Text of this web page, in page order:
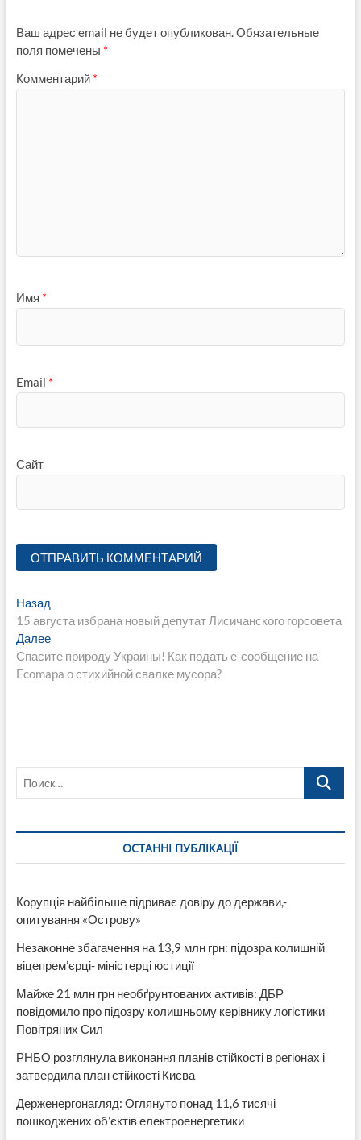
Ваш адрес email не будет опубликован. Обязательные
поля помечены *
Комментарий *
Имя *
Email *
Сайт
Навигация
по
записям
НазадПредыдущая
запись:
15 августа избрана новый депутат Лисичанского горсовета
ДалееСледующая
запись:
Спасите природу Украины! Как подать е-сообщение на
Ecomapa о стихийной свалке мусора?
Поиск…
ОСТАННІ ПУБЛІКАЦІЇ
Корупція найбільше підриває довіру до держави,-
опитування «Острову»
Незаконне збагачення на 13,9 млн грн: підозра колишній
віцепрем’єрці- міністерці юстиції
Майже 21 млн грн необґрунтованих активів: ДБР
повідомило про підозру колишньому керівнику логістики
Повітряних Сил
РНБО розглянула виконання планів стійкості в регіонах і
затвердила план стійкості Києва
Держенергонагляд: Оглянуто понад 11,6 тисячі
пошкоджених об’єктів електроенергетики